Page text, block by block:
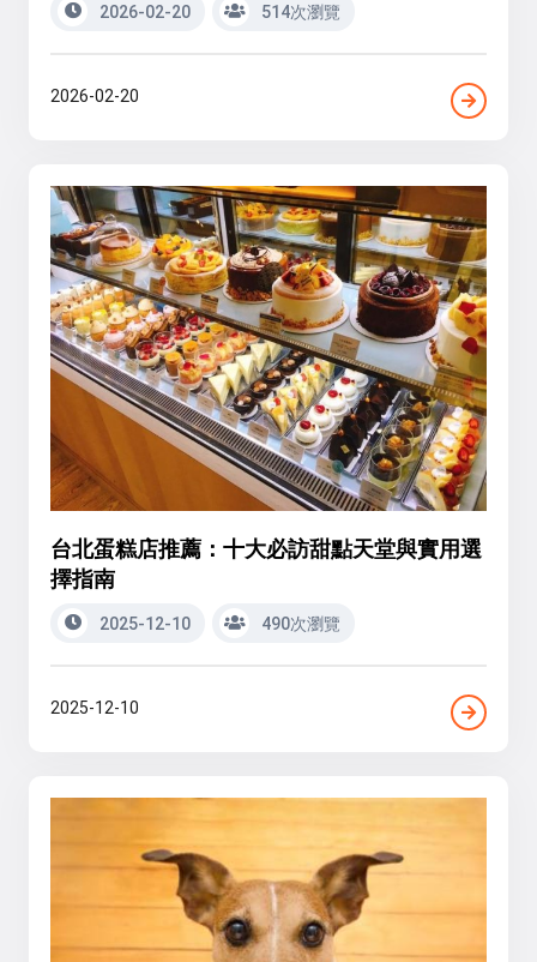
2026-02-20 514次瀏覽
2026-02-20
台北蛋糕店推薦：十大必訪甜點天堂與實用選
擇指南
2025-12-10 490次瀏覽
2025-12-10